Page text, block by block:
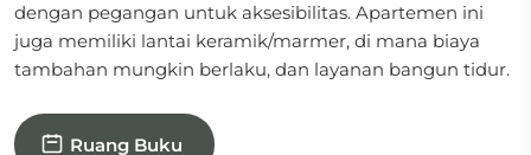
dengan pegangan untuk aksesibilitas. Apartemen ini
juga memiliki lantai keramik/marmer, di mana biaya
tambahan mungkin berlaku, dan layanan bangun tidur.
Ruang Buku